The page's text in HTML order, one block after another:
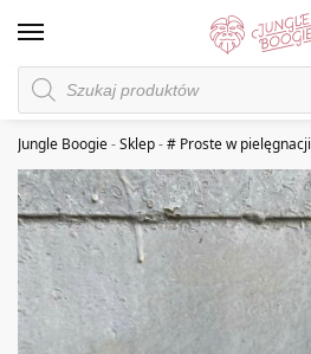
Jungle Boogie-Sklep-# Proste w pielęgnacji